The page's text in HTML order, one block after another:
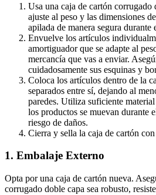
Usa una caja de cartón corrugado
ajuste al peso y las dimensiones
apilada de manera segura durante
Envuelve los artículos
amortiguador que se adapte al
mercancía que vas a enviar.
cuidadosamente sus esquinas y
Coloca los artículos dentro de la
separados entre sí, dejando al
paredes. Utiliza suficiente
los productos se muevan durante
riesgo de daños.
Cierra y sella la caja de cartón
1. Embalaje Externo
Opta por una caja de cartón nueva.
corrugado doble capa sea robusto,